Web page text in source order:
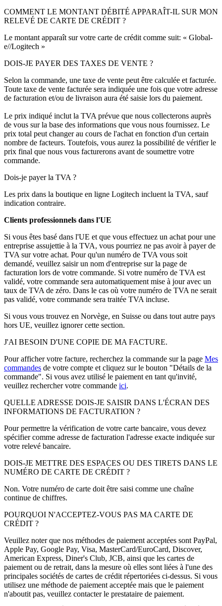
COMMENT LE MONTANT DÉBITÉ APPARAÎT-IL SUR MON
RELEVÉ DE CARTE DE CRÉDIT ?
Le montant apparaît sur votre carte de crédit comme suit: « Global-
e//Logitech »
DOIS-JE PAYER DES TAXES DE VENTE ?
Selon la commande, une taxe de vente peut être calculée et facturée.
Toute taxe de vente facturée sera indiquée une fois que votre adresse
de facturation et/ou de livraison aura été saisie lors du paiement.
Le prix indiqué inclut la TVA prévue que nous collecterons auprès
de vous sur la base des informations que vous nous fournissez. Le
prix total peut changer au cours de l'achat en fonction d'un certain
nombre de facteurs. Toutefois, vous aurez la possibilité de vérifier le
prix final que nous vous facturerons avant de soumettre votre
commande.
Dois-je payer la TVA ?
Les prix dans la boutique en ligne Logitech incluent la TVA, sauf
indication contraire.
Clients professionnels dans l'UE
Si vous êtes basé dans l'UE et que vous effectuez un achat pour une
entreprise assujettie à la TVA, vous pourriez ne pas avoir à payer de
TVA sur votre achat. Pour qu'un numéro de TVA vous soit
demandé, veuillez saisir un nom d'entreprise sur la page de
facturation lors de votre commande. Si votre numéro de TVA est
validé, votre commande sera automatiquement mise à jour avec un
taux de TVA de zéro. Dans le cas où votre numéro de TVA ne serait
pas validé, votre commande sera traitée TVA incluse.
Si vous vous trouvez en Norvège, en Suisse ou dans tout autre pays
hors UE, veuillez ignorer cette section.
J'AI BESOIN D'UNE COPIE DE MA FACTURE.
Pour afficher votre facture, recherchez la commande sur la page Mes
commandes de votre compte et cliquez sur le bouton "Détails de la
commande". Si vous avez utilisé le paiement en tant qu'invité,
veuillez rechercher votre commande ici.
QUELLE ADRESSE DOIS-JE SAISIR DANS L'ÉCRAN DES
INFORMATIONS DE FACTURATION ?
Pour permettre la vérification de votre carte bancaire, vous devez
spécifier comme adresse de facturation l'adresse exacte indiquée sur
votre relevé bancaire.
DOIS-JE METTRE DES ESPACES OU DES TIRETS DANS LE
NUMÉRO DE CARTE DE CRÉDIT ?
Non. Votre numéro de carte doit être saisi comme une chaîne
continue de chiffres.
POURQUOI N'ACCEPTEZ-VOUS PAS MA CARTE DE
CRÉDIT ?
Veuillez noter que nos méthodes de paiement acceptées sont PayPal,
Apple Pay, Google Pay, Visa, MasterCard/EuroCard, Discover,
American Express, Diner's Club, JCB, ainsi que les cartes de
paiement ou de retrait, dans la mesure où elles sont liées à l'une des
principales sociétés de cartes de crédit répertoriées ci-dessus. Si vous
utilisez une méthode de paiement acceptée mais que le paiement
n'aboutit pas, veuillez contacter le prestataire de paiement.